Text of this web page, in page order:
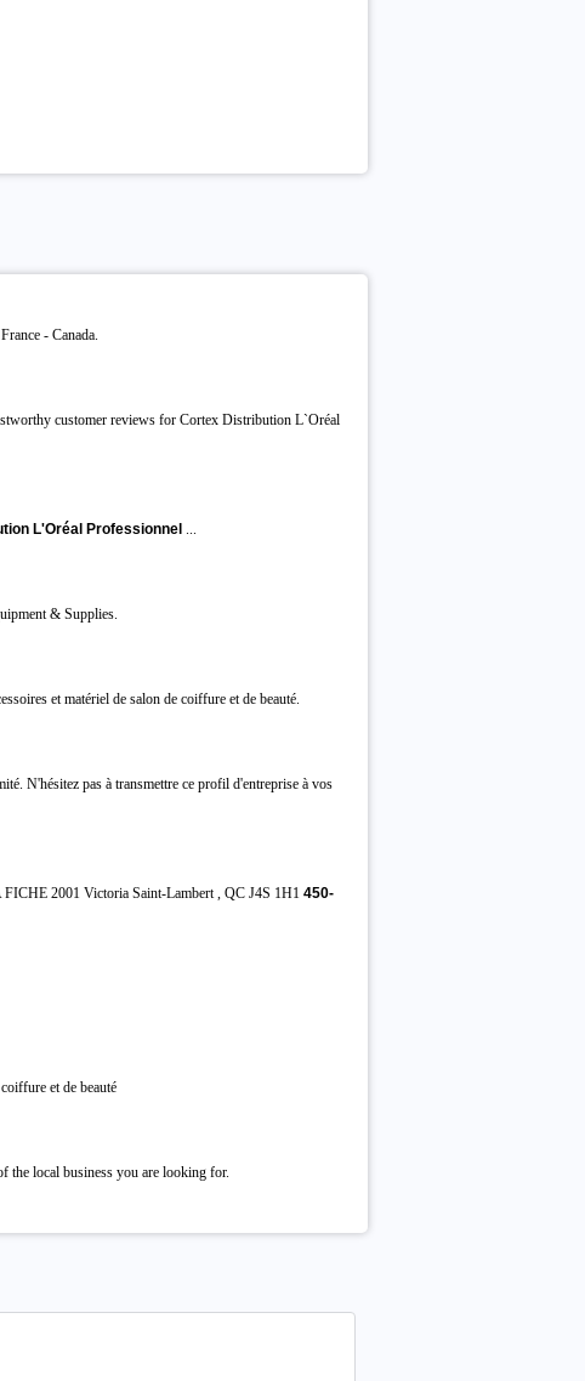
- Canada.
customer reviews for Cortex Distribution L`Oréal
L'Oréal Professionnel ...
& Supplies.
et matériel de salon de coiffure et de beauté.
N'hésitez pas à transmettre ce profil d'entreprise à vos
2001 Victoria Saint-Lambert , QC J4S 1H1 450-
et de beauté
the local business you are looking for.